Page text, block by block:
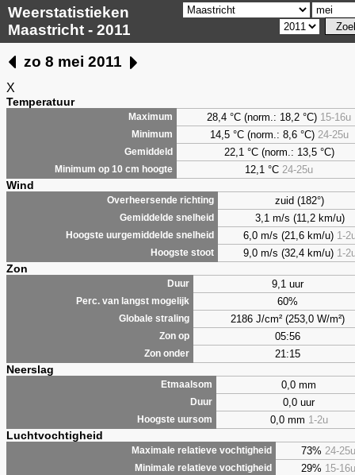
Weerstatistieken
Maastricht - 2011
zo 8 mei 2011
X
Temperatuur
Maximum 28,4 °C (norm.: 18,2 °C) 15-16u
Minimum 14,5 °C (norm.: 8,6 °C) 24-25u
Gemiddeld 22,1 °C (norm.: 13,5 °C)
Minimum op 10 cm hoogte 12,1 °C 24-25u
Wind
Overheersende richting zuid (182°)
Gemiddelde snelheid 3,1 m/s (11,2 km/u)
Hoogste uurgemiddelde snelheid 6,0 m/s (21,6 km/u) 1-
Hoogste stoot 9,0 m/s (32,4 km/u) 1-
Zon
Duur 9,1 uur
Perc. van langst mogelijk 60%
Globale straling 2186 J/cm² (253,0 W/m²)
Zon op 05:56
Zon onder 21:15
Neerslag
Etmaalsom 0,0 mm
Duur 0,0 uur
Hoogste uursom 0,0 mm 1-2u
Luchtvochtigheid
Maximale relatieve vochtigheid 73% 24-25u
Minimale relatieve vochtigheid 29% 15-16u